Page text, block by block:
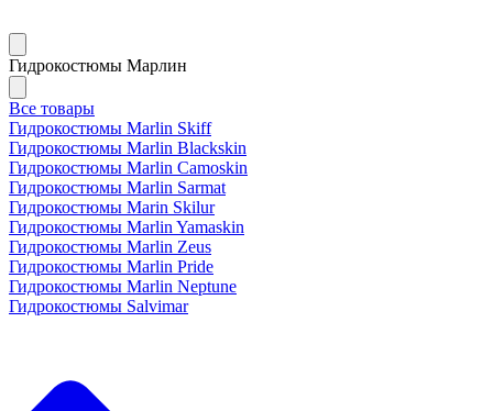
Гидрокостюмы Марлин
Все товары
Гидрокостюмы Marlin Skiff
Гидрокостюмы Marlin Blackskin
Гидрокостюмы Marlin Camoskin
Гидрокостюмы Marlin Sarmat
Гидрокостюмы Marin Skilur
Гидрокостюмы Marlin Yamaskin
Гидрокостюмы Marlin Zeus
Гидрокостюмы Marlin Pride
Гидрокостюмы Marlin Neptune
Гидрокостюмы Salvimar